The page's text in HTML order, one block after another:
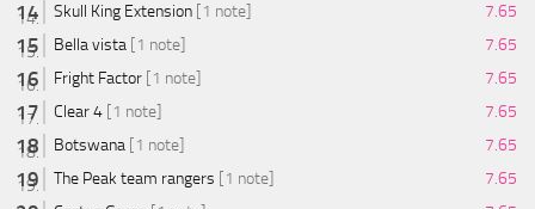
Skull King Extension [1 note]
7.65
Bella vista [1 note]
7.65
Fright Factor [1 note]
7.65
Clear 4 [1 note]
7.65
Botswana [1 note]
7.65
The Peak team rangers [1 note]
7.65